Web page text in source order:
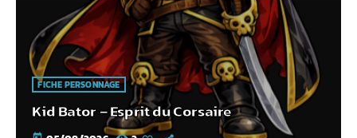
FICHE PERSONNAGE
Kid Bator – Esprit du Corsaire